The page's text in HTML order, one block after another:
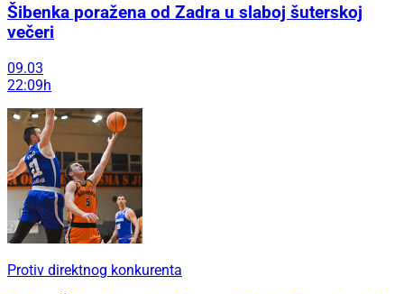
Šibenka poražena od Zadra u slaboj šuterskoj
večeri
09.03
22:09h
Protiv direktnog konkurenta